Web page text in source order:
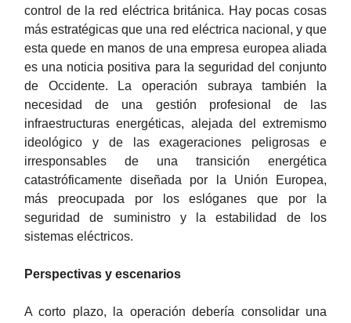
control de la red eléctrica británica. Hay pocas cosas
más estratégicas que una red eléctrica nacional, y que
esta quede en manos de una empresa europea aliada
es una noticia positiva para la seguridad del conjunto
de Occidente. La operación subraya también la
necesidad de una gestión profesional de las
infraestructuras energéticas, alejada del extremismo
ideológico y de las exageraciones peligrosas e
irresponsables de una transición energética
catastróficamente diseñada por la Unión Europea,
más preocupada por los eslóganes que por la
seguridad de suministro y la estabilidad de los
sistemas eléctricos.
Perspectivas y escenarios
A corto plazo, la operación debería consolidar una